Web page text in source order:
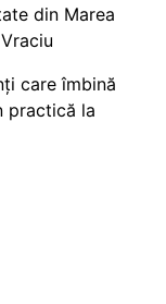
din Marea
care îmbină
practică la